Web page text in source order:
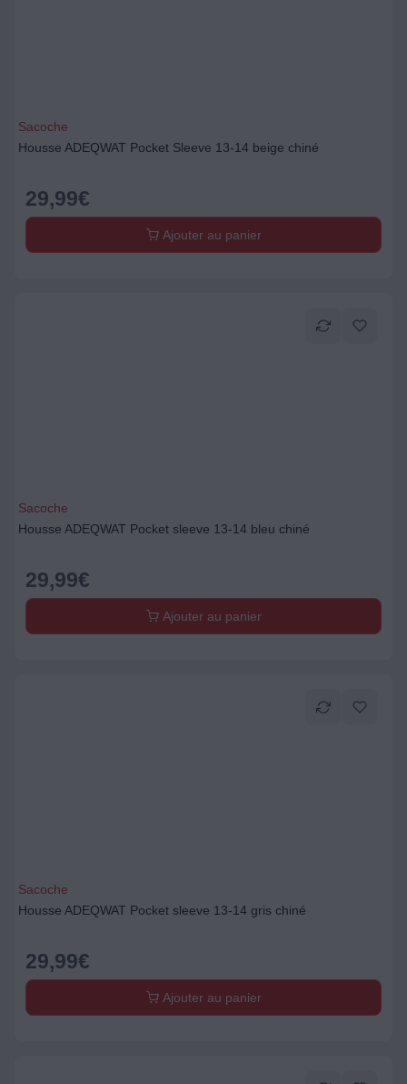
Sacoche
Housse ADEQWAT Pocket Sleeve 13-14 beige chiné
29,99€
Ajouter au panier
Sacoche
Housse ADEQWAT Pocket sleeve 13-14 bleu chiné
29,99€
Ajouter au panier
Sacoche
Housse ADEQWAT Pocket sleeve 13-14 gris chiné
29,99€
Ajouter au panier